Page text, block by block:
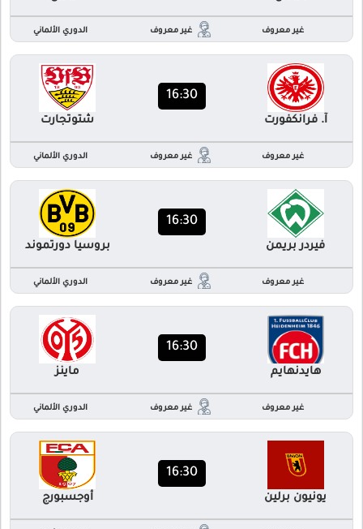
غير معروف غير معروف الدوري الألماني
آ. فرانكفورت
16:30
شتوتجارت
غير معروف غير معروف الدوري الألماني
فيردر بريمن
16:30
بروسيا دورتموند
غير معروف غير معروف الدوري الألماني
هايدنهايم
16:30
ماينز
غير معروف غير معروف الدوري الألماني
يونيون برلين
16:30
أوجسبورج